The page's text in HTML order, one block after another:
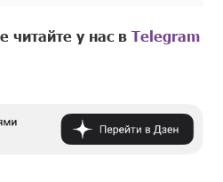
читайте у нас вTelegram